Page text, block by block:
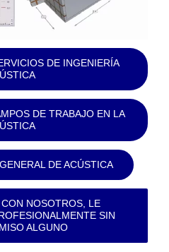
DE INGENIERÍA
DE TRABAJO EN LA
DE ACÚSTICA
NOSOTROS, LE
SIN
ALGUNO